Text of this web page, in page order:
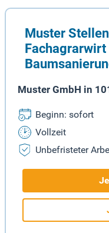
Muster
Fachagrarwirt
Muster GmbH in
Beginn: sofort
Vollzeit
Unbefristeter